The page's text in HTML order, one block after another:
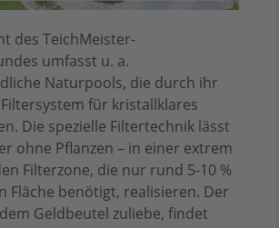
des TeichMeister-
umfasst u. a.
Naturpools, die durch ihr
für kristallklares
Die spezielle Filtertechnik lässt
ohne Pflanzen – in einer extrem
Filterzone, die nur rund 5-10 %
Fläche benötigt, realisieren. Der
Geldbeutel zuliebe, findet